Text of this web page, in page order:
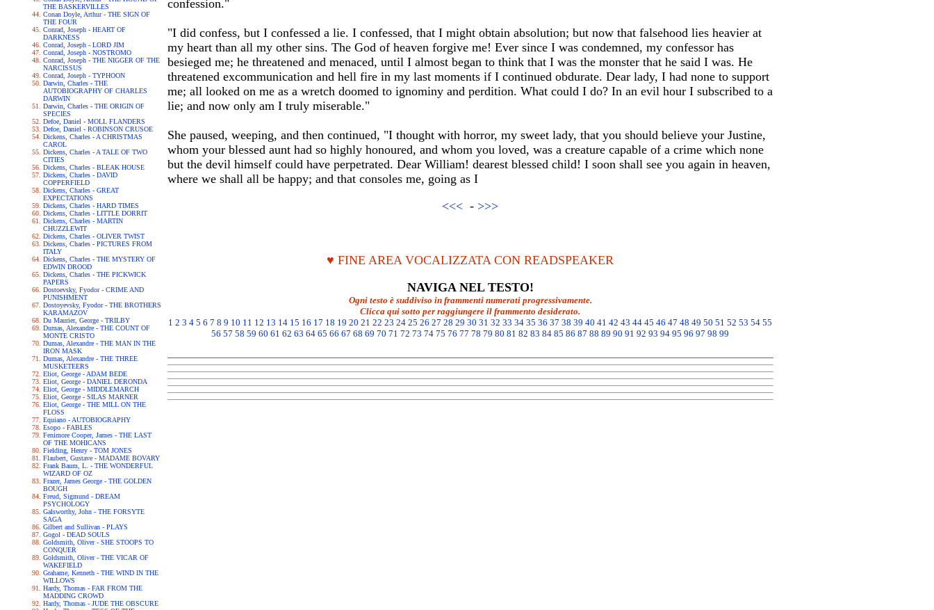
THE BASKERVILLES
Conan Doyle, Arthur - THE SIGN OF
THE FOUR
Conrad, Joseph - HEART OF
DARKNESS
Conrad, Joseph - LORD JIM
Conrad, Joseph - NOSTROMO
Conrad, Joseph - THE NIGGER OF THE
NARCISSUS
Conrad, Joseph - TYPHOON
Darwin, Charles - THE
AUTOBIOGRAPHY OF CHARLES
DARWIN
Darwin, Charles - THE ORIGIN OF
SPECIES
Defoe, Daniel - MOLL FLANDERS
Defoe, Daniel - ROBINSON CRUSOE
Dickens, Charles - A CHRISTMAS
CAROL
Dickens, Charles - A TALE OF TWO
CITIES
Dickens, Charles - BLEAK HOUSE
Dickens, Charles - DAVID
COPPERFIELD
Dickens, Charles - GREAT
EXPECTATIONS
Dickens, Charles - HARD TIMES
Dickens, Charles - LITTLE DORRIT
Dickens, Charles - MARTIN
CHUZZLEWIT
Dickens, Charles - OLIVER TWIST
Dickens, Charles - PICTURES FROM
ITALY
Dickens, Charles - THE MYSTERY OF
EDWIN DROOD
Dickens, Charles - THE PICKWICK
PAPERS
Dostoevsky, Fyodor - CRIME AND
PUNISHMENT
Dostoyevsky, Fyodor - THE BROTHERS
KARAMAZOV
Du Maurier, George - TRILBY
Dumas, Alexandre - THE COUNT OF
MONTE CRISTO
Dumas, Alexandre - THE MAN IN THE
IRON MASK
Dumas, Alexandre - THE THREE
MUSKETEERS
Eliot, George - ADAM BEDE
Eliot, George - DANIEL DERONDA
Eliot, George - MIDDLEMARCH
Eliot, George - SILAS MARNER
Eliot, George - THE MILL ON THE
FLOSS
Equiano - AUTOBIOGRAPHY
Esopo - FABLES
Fenimore Cooper, James - THE LAST
OF THE MOHICANS
Fielding, Henry - TOM JONES
Flaubert, Gustave - MADAME BOVARY
Frank Baum, L. - THE WONDERFUL
WIZARD OF OZ
Frazer, James George - THE GOLDEN
BOUGH
Freud, Sigmund - DREAM
PSYCHOLOGY
Galsworthy, John - THE FORSYTE
SAGA
Gilbert and Sullivan - PLAYS
Gogol - DEAD SOULS
Goldsmith, Oliver - SHE STOOPS TO
CONQUER
Goldsmith, Oliver - THE VICAR OF
WAKEFIELD
Grahame, Kenneth - THE WIND IN THE
WILLOWS
Hardy, Thomas - FAR FROM THE
MADDING CROWD
Hardy, Thomas - JUDE THE OBSCURE
confession."
"I did confess, but I confessed a lie. I confessed, that I might obtain absolution; but now that falsehood lies heavier at
my heart than all my other sins. The God of heaven forgive me! Ever since I was condemned, my confessor has
besieged me; he threatened and menaced, until I almost began to think that I was the monster that he said I was. He
threatened excommunication and hell fire in my last moments if I continued obdurate. Dear lady, I had none to support
me; all looked on me as a wretch doomed to ignominy and perdition. What could I do? In an evil hour I subscribed to a
lie; and now only am I truly miserable."
She paused, weeping, and then continued, "I thought with horror, my sweet lady, that you should believe your Justine,
whom your blessed aunt had so highly honoured, and whom you loved, was a creature capable of a crime which none
but the devil himself could have perpetrated. Dear William! dearest blessed child! I soon shall see you again in heaven,
where we shall all be happy; and that consoles me, going as I
<<< - >>>
♥ FINE AREA VOCALIZZATA CON READSPEAKER
NAVIGA NEL TESTO!
Ogni testo è suddiviso in frammenti numerati progressivamente.
Clicca qui sotto per raggiungere il frammento desiderato.
1 2 3 4 5 6 7 8 9 10 11 12 13 14 15 16 17 18 19 20 21 22 23 24 25 26 27 28 29 30 31 32 33 34 35 36 37 38 39 40 41 42 43 44 45 46 47 48 49 50 51 52 53 54 55
56 57 58 59 60 61 62 63 64 65 66 67 68 69 70 71 72 73 74 75 76 77 78 79 80 81 82 83 84 85 86 87 88 89 90 91 92 93 94 95 96 97 98 99